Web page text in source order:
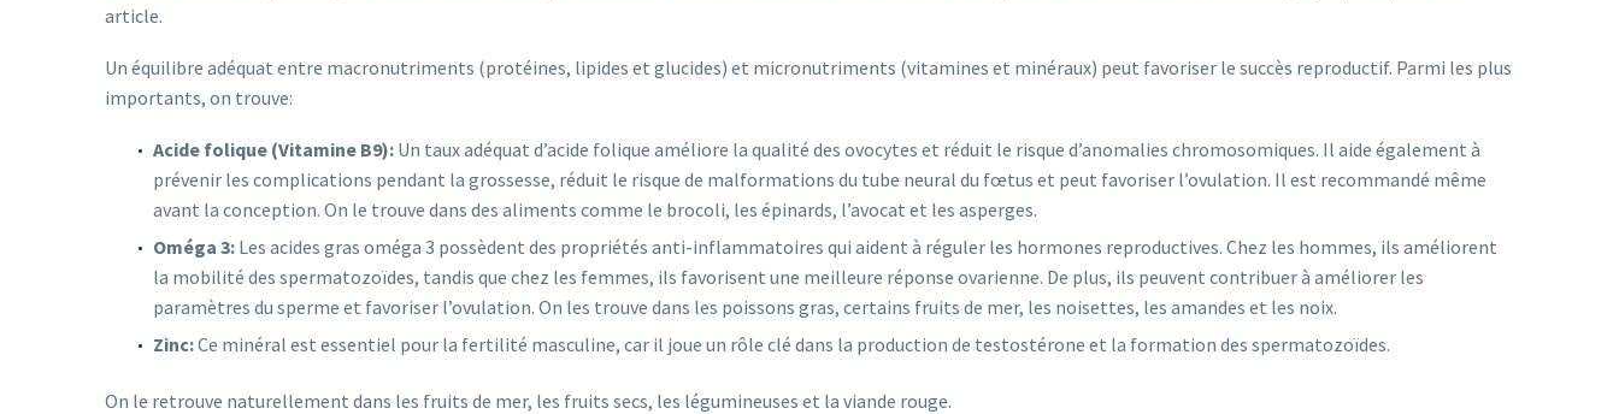
article.
Un équilibre adéquat entre macronutriments (protéines, lipides et glucides) et micronutriments (vitamines et minéraux) peut favoriser le succès reproductif. Parmi les plus
importants, on trouve:
Acide folique (Vitamine B9): Un taux adéquat d’acide folique améliore la qualité des ovocytes et réduit le risque d’anomalies chromosomiques. Il aide également à
prévenir les complications pendant la grossesse, réduit le risque de malformations du tube neural du fœtus et peut favoriser l’ovulation. Il est recommandé même
avant la conception. On le trouve dans des aliments comme le brocoli, les épinards, l’avocat et les asperges.
Oméga 3: Les acides gras oméga 3 possèdent des propriétés anti-inflammatoires qui aident à réguler les hormones reproductives. Chez les hommes, ils améliorent
la mobilité des spermatozoïdes, tandis que chez les femmes, ils favorisent une meilleure réponse ovarienne. De plus, ils peuvent contribuer à améliorer les
paramètres du sperme et favoriser l’ovulation. On les trouve dans les poissons gras, certains fruits de mer, les noisettes, les amandes et les noix.
Zinc:Ce minéral est essentiel pour la fertilité masculine, car il joue un rôle clé dans la production de testostérone et la formation des spermatozoïdes.
On le retrouve naturellement dans les fruits de mer, les fruits secs, les légumineuses et la viande rouge.